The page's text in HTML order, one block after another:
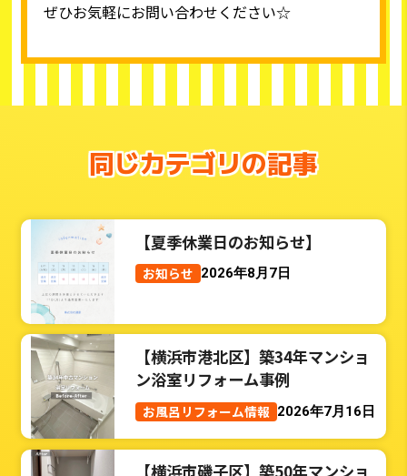
ぜひお気軽にお問い合わせください☆
同じカテゴリの記事
【夏季休業日のお知らせ】
お知らせ 2026年8月7日
【横浜市港北区】築34年マンショ
ン浴室リフォーム事例
お風呂リフォーム情報 2026年7月16日
【横浜市磯子区】築50年マンショ